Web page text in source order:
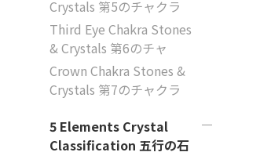
Crystals 第5のチャクラ
Third Eye Chakra Stones
& Crystals 第6のチャ
Crown Chakra Stones &
Crystals 第7のチャクラ
5 Elements Crystal
Classification 五行の石